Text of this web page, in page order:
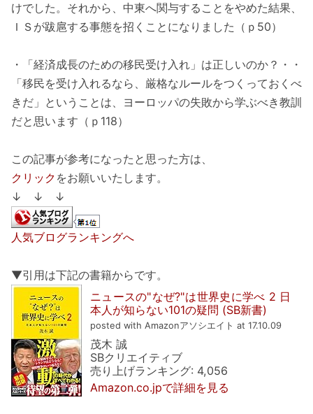
けでした。それから、中東へ関与することをやめた結果、
ＩＳが跋扈する事態を招くことになりました（ｐ50）
・「経済成長のための移民受け入れ」は正しいのか？・・
「移民を受け入れるなら、厳格なルールをつくっておくべ
きだ」ということは、ヨーロッパの失敗から学ぶべき教訓
だと思います（ｐ118）
この記事が参考になったと思った方は、
クリック をお願いいたします。
↓ ↓ ↓
人気ブログランキングへ
▼引用は下記の書籍からです。
ニュースの"なぜ?"は世界史に学べ 2 日
本人が知らない101の疑問 (SB新書)
posted with Amazonアソシエイト at 17.10.09
茂木 誠
SBクリエイティブ
売り上げランキング: 4,056
Amazon.co.jpで詳細を見る